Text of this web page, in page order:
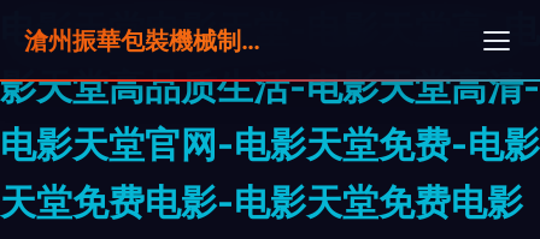
电影天堂电影天堂-电影天堂高-电
影天堂高品质生活-电影天堂高清-
电影天堂官网-电影天堂免费-电影
天堂免费电影-电影天堂免费电影
滄州振華包裝機械制造有限公司